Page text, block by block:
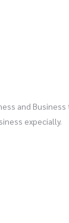
and
expecially.